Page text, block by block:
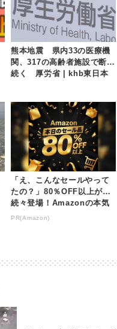
熊本地震 県内33の医療機
関、317の高齢者施設で断水
続く 厚労省 | khb東日本
「え、こんなセールやって
たの？」80％OFF以上が
続々登場！Amazonの本気
が凄すぎる
PR(Amazon)